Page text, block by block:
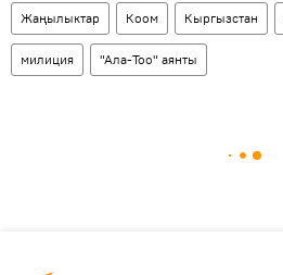
Жаңылыктар Коом Кыргызстан
милиция "Ала-Тоо" аянты